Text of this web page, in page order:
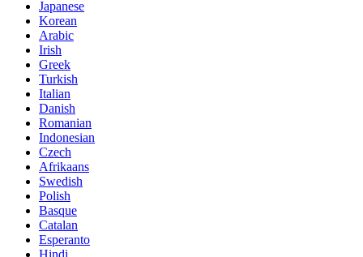
Japanese
Korean
Arabic
Irish
Greek
Turkish
Italian
Danish
Romanian
Indonesian
Czech
Afrikaans
Swedish
Polish
Basque
Catalan
Esperanto
Hindi